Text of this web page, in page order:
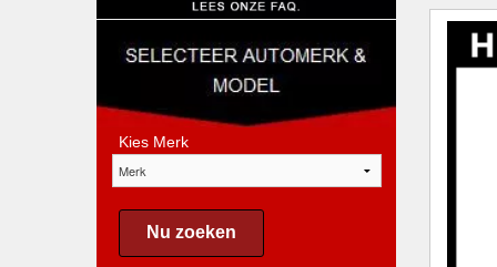
Kies Merk
Nu zoeken